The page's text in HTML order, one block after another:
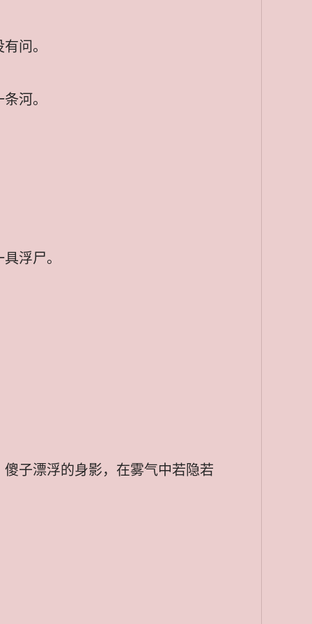
问。
河。
浮尸。
子漂浮的身影，在雾气中若隐若